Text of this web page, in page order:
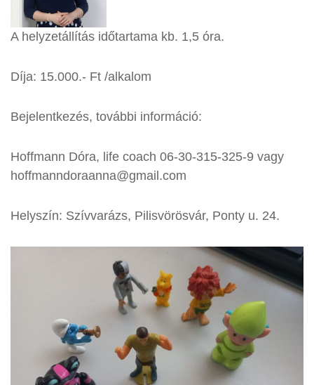
A helyzetállítás időtartama kb. 1,5 óra.
Díja: 15.000.- Ft /alkalom
Bejelentkezés, további információ:
Hoffmann Dóra, life coach 06-30-315-325-9 vagy
hoffmanndoraanna@gmail.com
Helyszín: Szívvarázs, Pilisvörösvár, Ponty u. 24.